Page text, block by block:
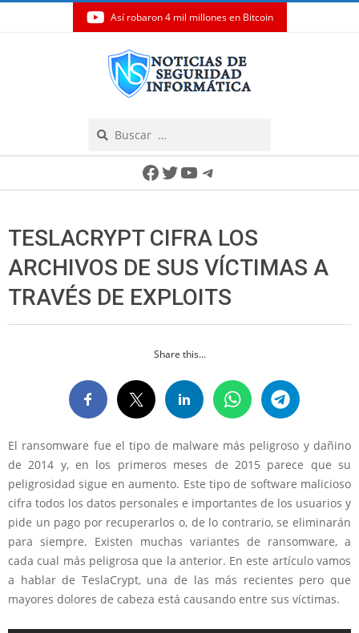
Así robaron 4 mil millones en Bitcoin
Facebook
Twitter
YouTube
Telegram
TESLACRYPT CIFRA LOS
ARCHIVOS DE SUS VÍCTIMAS A
TRAVÉS DE EXPLOITS
Share this...
El ransomware fue el tipo de malware más peligroso y dañino
de 2014 y, en los primeros meses de 2015 parece que su
peligrosidad sigue en aumento. Este tipo de software malicioso
cifra todos los datos personales e importantes de los usuarios y
pide un pago por recuperarlos o, de lo contrario, se eliminarán
para siempre. Existen muchas variantes de ransomware, a
cada cual más peligrosa que la anterior. En este artículo vamos
a hablar de TeslaCrypt, una de las más recientes pero que
mayores dolores de cabeza está causando entre sus víctimas.